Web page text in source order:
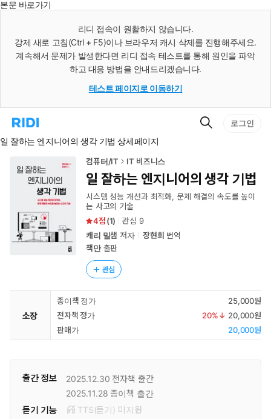
본문 바로가기
리디 접속이 원활하지 않습니다.
강제 새로 고침(Ctrl + F5)이나 브라우저 캐시 삭제를 진행해주세요.
계속해서 문제가 발생한다면 리디 접속 테스트를 통해 원인을 파악
하고 대응 방법을 안내드리겠습니다.
테스트 페이지로 이동하기
리
홈
이
검
로그인
일 잘하는 엔지니어의 생각 기법 상세페이지
컴퓨터/IT IT 비즈니스
일 잘하는 엔지니어의 생각 기법
시스템 성능 개선과 최적화, 문제 해결의 속도를 높이
는 사고의 기술
4
(1) 관심 9
캐리 밀샙 저자 장현희 번역
책만출판
관심
소장
종이책 정가
25,000원
전자책 정가
20%↓ 20,000원
판매가
20,000원
출간 정보 2025.12.30 전자책 출간
2025.11.28 종이책 출간
듣기 기능
TTS(듣기) 미 지원